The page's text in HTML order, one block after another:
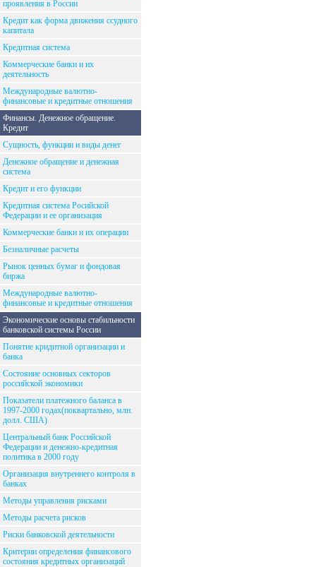
проявления в России
Кредит как форма движения ссудного
капитала
Кредитная система
Коммерческие банки и их
деятельность
Международные валютно-
финансовые и кредитные отношения
Финансы. Денежное обращение.
Кредит
Сущность, функции и виды денег
Денежное обращение и денежная
система
Кредит и его функции
Кредитная система Росийской
Федерации и ее организация
Коммерческие банки и их операции
Безналичные расчеты
Рынок ценных бумаг и фондовая
биржа
Международные валютно-
финансовые и кредитные отношения
Экономические основы стабильности
банковской системы России
Понятие кридитной организации и
банка
Состояние основных секторов
российской экономики
Показатели платежного баланса в
1997-2000 годах(поквартально, млн.
долл. США)
Центральный банк Российской
Федерации и денежно-кредитная
политика в 2000 году
Организация внутреннего контроля в
банках
Методы управления рисками
Методы расчета рисков
Риски банковской деятельности
Критерии определения финансового
состояния кредитных организаций